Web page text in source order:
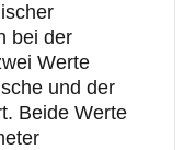
bei der
Werte
und der
Beide Werte